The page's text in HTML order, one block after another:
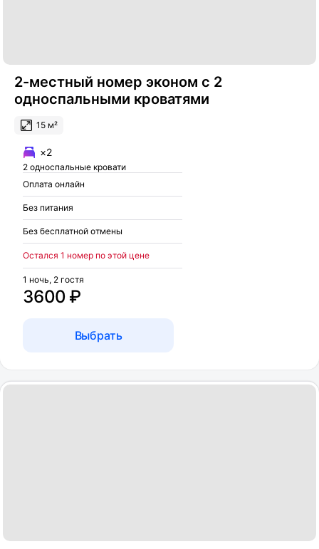
2-местный номер эконом с 2
односпальными кроватями
15 м²
×2
2 односпальные кровати
Оплата онлайн
Без питания
Без бесплатной отмены
Остался 1 номер по этой цене
3600 ₽
1 ночь, 2 гостя
Выбрать